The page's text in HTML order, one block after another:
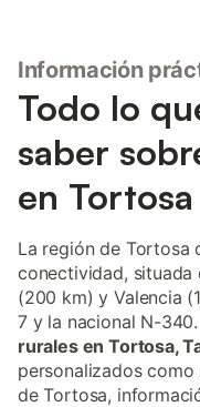
Información
Todo lo
saber
en Tortosa
La región de Tortosa
conectividad, situada
(200 km) y Valencia
7 y la nacional N-
rurales en Tortosa,
personalizados
de Tortosa,